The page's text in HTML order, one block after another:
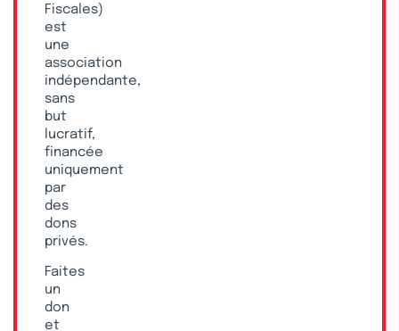
Fiscales)
est
une
association
indépendante,
sans
but
lucratif,
financée
uniquement
par
des
dons
privés.
Faites
un
don
et